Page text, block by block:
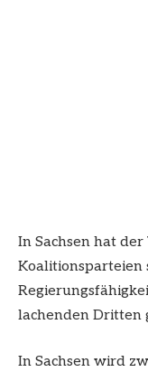
In Sachsen hat
Koalitionsparteien
lachenden Dritten
In Sachsen wird